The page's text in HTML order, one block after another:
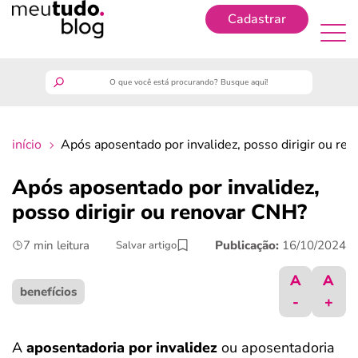
Cadastrar
finanças
benefícios
crédito fácil
início Após aposentado por invalidez, posso dirigir ou
Após aposentado por invalidez,
posso dirigir ou renovar CNH?
7 min leitura Salvar artigo Publicação: 16/10/2024
benefícios
A
-
A
+
A aposentadoria por invalidez ou aposentadoria